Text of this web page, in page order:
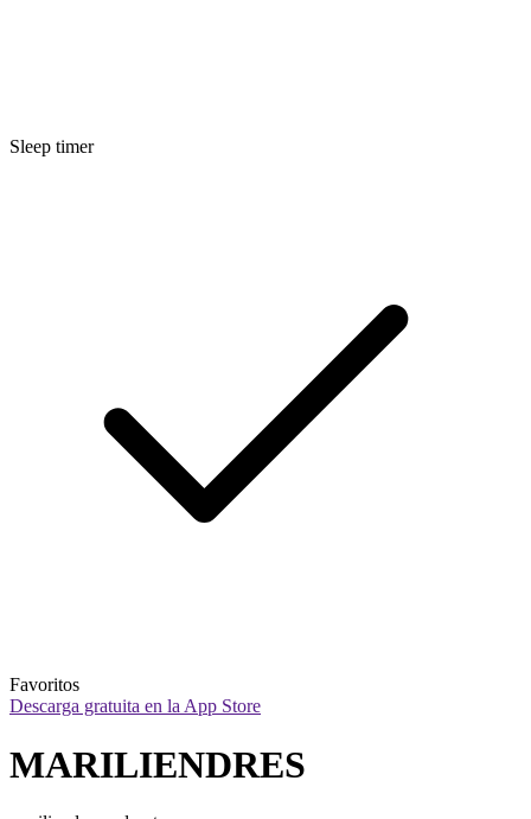
Sleep timer
Favoritos
Descarga gratuita en la App Store
MARILIENDRES